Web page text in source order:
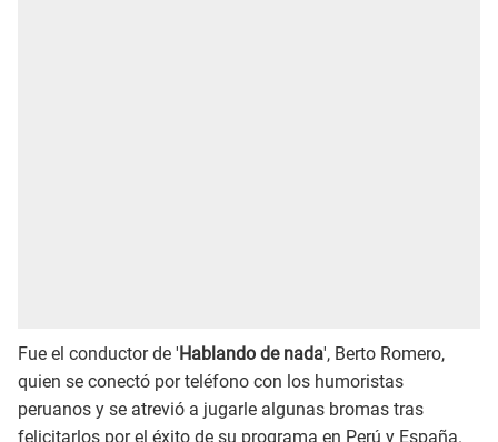
Fue el conductor de 'Hablando de nada', Berto Romero,
quien se conectó por teléfono con los humoristas
peruanos y se atrevió a jugarle algunas bromas tras
felicitarlos por el éxito de su programa en Perú y España.